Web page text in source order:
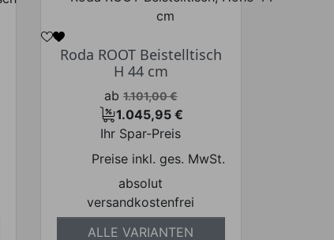
Roda ROOT Beistelltisch
H 44 cm
Verkaufspreis
ab 1.101,00 €
Preis
1.045,95 €
Ihr Spar-Preis
Preise inkl. ges. MwSt.
absolut
versandkostenfrei
ALLE VARIANTEN